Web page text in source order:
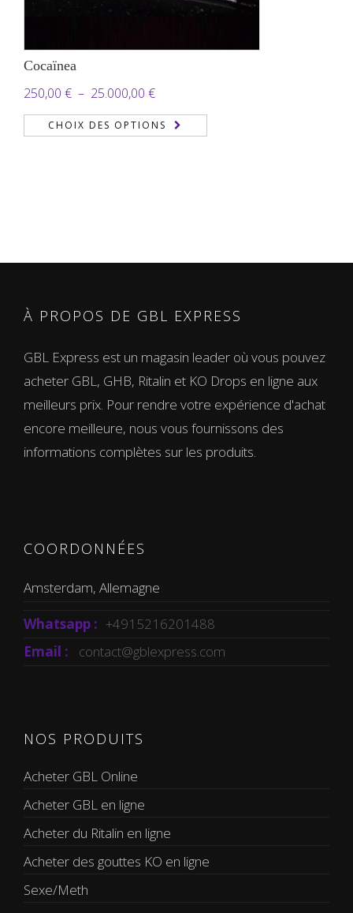
Cocaïnea
250,00 € – 25.000,00 €Plage
de
prix :
CHOIX DES OPTIONS
À PROPOS DE GBL EXPRESS
GBL Express est un magasin leader où vous pouvez
acheter GBL, GHB, Ritalin et KO Drops en ligne aux
meilleurs prix. Pour rendre votre expérience d'achat
encore meilleure, nous vous fournissons des
informations complètes sur les produits.
COORDONNÉES
Amsterdam, Allemagne
Whatsapp : +4915216201488
Email :
contact@gblexpress.com
NOS PRODUITS
Acheter GBL Online
Acheter GBL en ligne
Acheter du Ritalin en ligne
Acheter des gouttes KO en ligne
Sexe/Meth